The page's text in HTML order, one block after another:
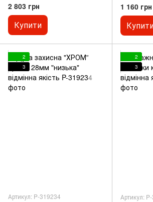
2 803 грн
Купити
1 160 грн
2
3
Артикул: P-319234
2
3
Артикул: